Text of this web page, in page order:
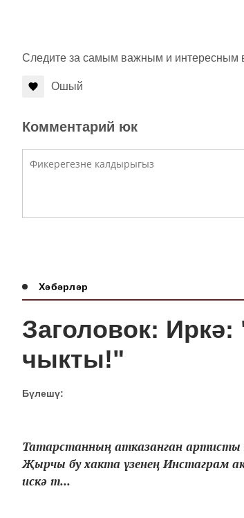
Следите за самым важным и интересным
Ошый
Комментарий юк
Хәбәрләр
Заголовок:
чыкты!"
Бүлешү:
Татарстанның атказанган
Җырчы бу хакта үзенең Инстаграм
искә т...